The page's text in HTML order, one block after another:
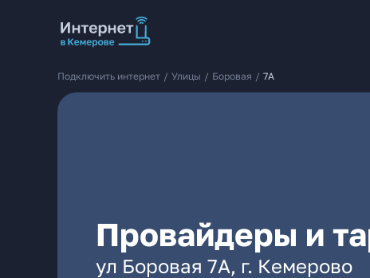
Подключить интернет / Улицы / Боровая / 7А
Провайдеры и
ул Боровая 7А, г. Кемерово